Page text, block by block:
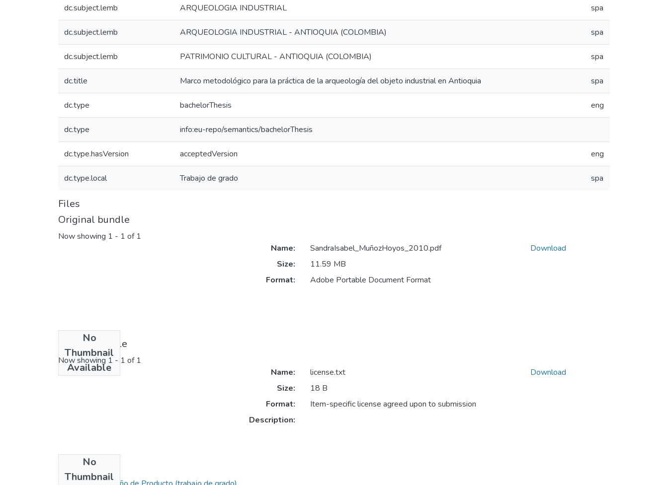
dc.subject.lemb ARQUEOLOGIA INDUSTRIAL spa
dc.subject.lemb ARQUEOLOGIA INDUSTRIAL - ANTIOQUIA (COLOMBIA) spa
dc.subject.lemb PATRIMONIO CULTURAL - ANTIOQUIA (COLOMBIA) spa
dc.title Marco metodológico para la práctica de la arqueología del objeto industrial en Antioquia spa
dc.type bachelorThesis eng
dc.type info:eu-repo/semantics/bachelorThesis
dc.type.hasVersion acceptedVersion eng
dc.type.local Trabajo de grado spa
Files
Original bundle
Now showing 1 - 1 of 1
No
Thumbnail
Available
Name:
SandraIsabel_MuñozHoyos_2010.pdf
Size:
11.59 MB
Format:
Adobe Portable Document Format
Download
License bundle
Now showing 1 - 1 of 1
No
Thumbnail
Name:
license.txt
Size:
18 B
Format:
Item-specific license agreed upon to submission
Description:
Download
Collections